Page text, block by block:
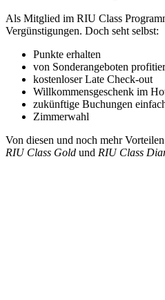
Als Mitglied im RIU Class
Vergünstigungen. Doch seht selbst:
Punkte erhalten
von Sonderangeboten
kostenloser Late Check-out
Willkommensgeschenk im
zukünftige Buchungen
Zimmerwahl
Von diesen und noch mehr
RIU Class Gold und RIU Class